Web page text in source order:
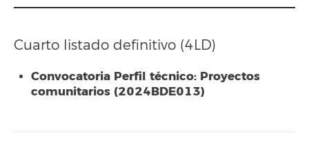
Cuarto listado definitivo (4LD)
Convocatoria Perfil técnico: Proyectos
comunitarios (2024BDE013)